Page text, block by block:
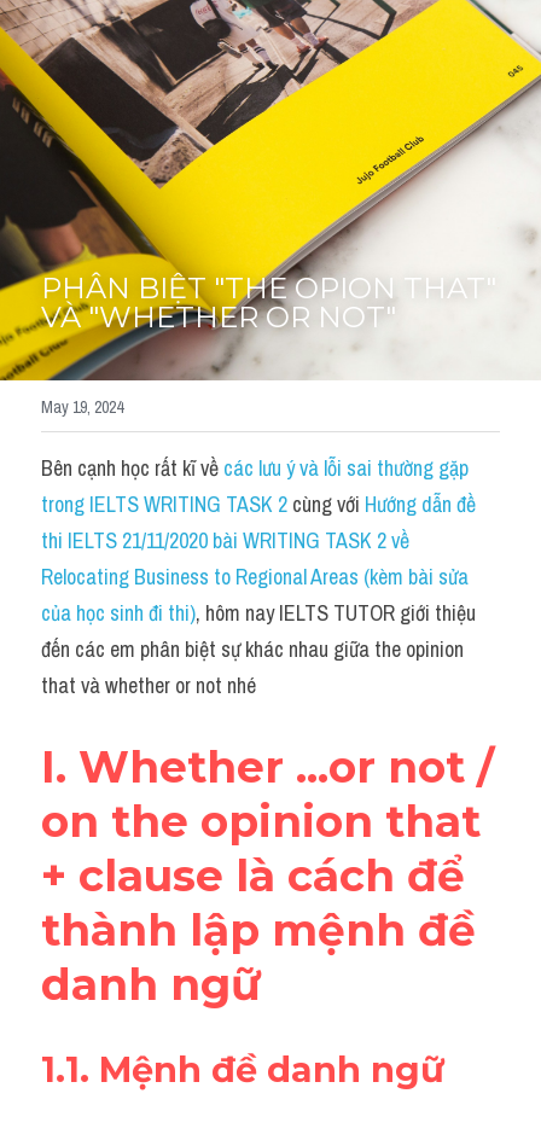
Thư Tín
SGK
Vocabularies
Đề writing theo topic
Pie
Line graph
Bar chart
Đề thi thật IELTS GENERAL
Task 2
Từ vựng theo topic
Từ vựng theo Topic
Map
Cam
Environment
Đề thi thật Task 1
Process
Thành tích học viên
PHÂN BIỆT "THE OPION THAT"
VÀ "WHETHER OR NOT"
May 19, 2024
Bên cạnh học rất kĩ về các lưu ý và lỗi sai thường gặp
trong IELTS WRITING TASK 2 cùng với Hướng dẫn đề
thi IELTS 21/11/2020 bài WRITING TASK 2 về
Relocating Business to Regional Areas (kèm bài sửa
của học sinh đi thi), hôm nay IELTS TUTOR giới thiệu
đến các em phân biệt sự khác nhau giữa the opinion
that và whether or not nhé
I. Whether ...or not /
on the opinion that
+ clause là cách để
thành lập mệnh đề
danh ngữ
1.1. Mệnh đề danh ngữ